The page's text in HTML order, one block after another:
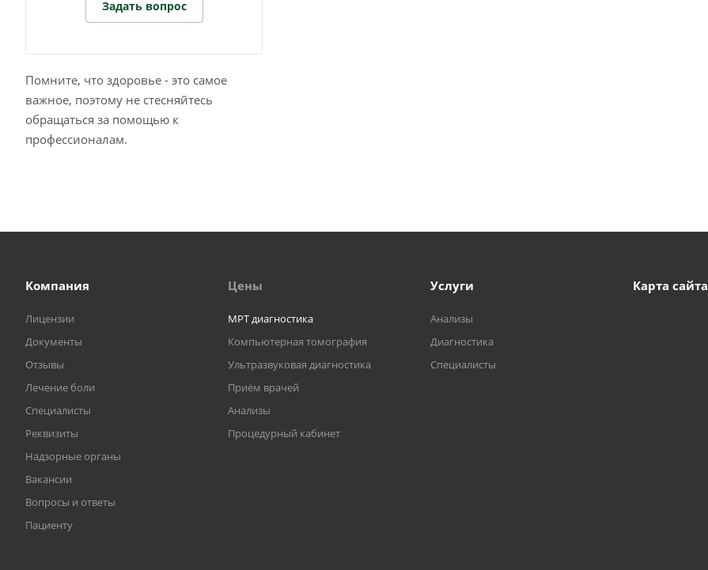
Задать вопрос
Помните, что здоровье - это самое
важное, поэтому не стесняйтесь
обращаться за помощью к
профессионалам.
Компания
Лицензии
Документы
Отзывы
Лечение боли
Специалисты
Реквизиты
Надзорные органы
Вакансии
Вопросы и ответы
Пациенту
Цены
МРТ диагностика
Компьютерная томография
Ультразвуковая диагностика
Приём врачей
Анализы
Процедурный кабинет
Услуги
Анализы
Диагностика
Специалисты
Карта сайта